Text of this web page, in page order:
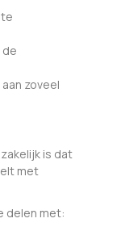
de
zoveel
is dat
met
delen met: